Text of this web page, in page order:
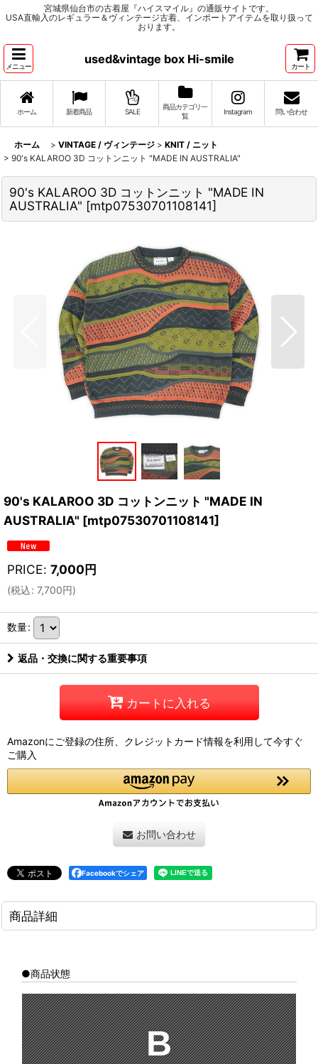
宮城県仙台市の古着屋『ハイスマイル』の通販サイトです。
USA直輸入のレギュラー＆ヴィンテージ古着、インポートアイテムを取り扱って
おります。
メニュー
used&vintage box Hi-smile
カート
ホーム 新着商品 SALE
商品カテゴリ一
覧
Instagram 問い合わせ
ホーム > VINTAGE / ヴィンテージ > KNIT / ニット
> 90's KALAROO 3D コットンニット "MADE IN AUSTRALIA"
90's KALAROO 3D コットンニット "MADE IN
AUSTRALIA" [mtp07530701108141]
90's KALAROO 3D コットンニット "MADE IN
AUSTRALIA" [mtp07530701108141]
PRICE: 7,000円
(税込: 7,700円)
数量:
返品・交換に関する重要事項
カートに入れる
Amazonにご登録の住所、クレジットカード情報を利用して今すぐ
ご購入
お問い合わせ
Facebookでシェア
商品詳細
●商品状態
B